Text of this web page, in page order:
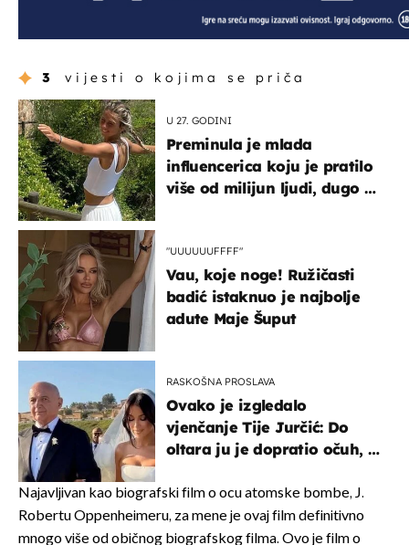
3 vijesti o kojima se priča
U 27. GODINI
Preminula je mlada
influencerica koju je pratilo
više od milijun ljudi, dugo se
"UUUUUUFFFF"
Vau, koje noge! Ružičasti
badić istaknuo je najbolje
adute Maje Šuput
RASKOŠNA PROSLAVA
Ovako je izgledalo
vjenčanje Tije Jurčić: Do
oltara ju je dopratio očuh, a
Najavljivan kao biografski film o ocu atomske bombe, J.
Robertu Oppenheimeru, za mene je ovaj film definitivno
mnogo više od običnog biografskog filma. Ovo je film o